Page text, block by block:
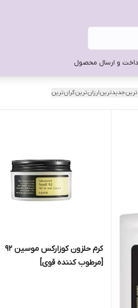
و ارسال محصول
جدیدترینارزان‌ترینگران‌ترین
کرم حلزون کوزارکس موسین ۹۲
[مرطوب کننده قوی]